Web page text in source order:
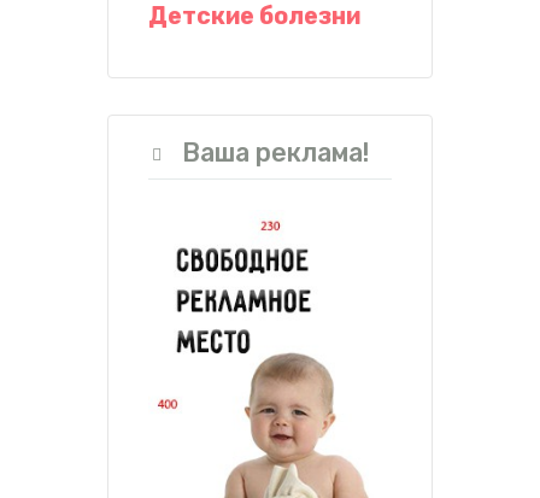
Детские болезни
Ваша реклама!